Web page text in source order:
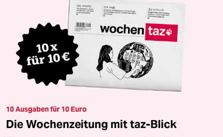
10 Ausgaben für 10 Euro
Die Wochenzeitung mit taz-Blick